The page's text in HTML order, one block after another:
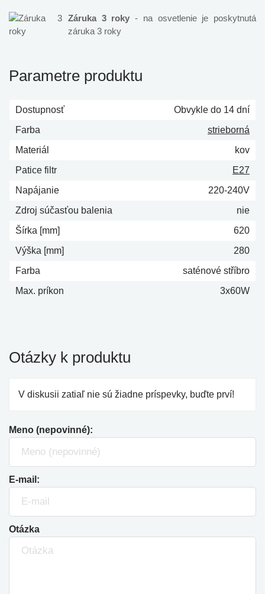
Záruka 3 roky - na osvetlenie je poskytnutá
záruka 3 roky
Parametre produktu
Dostupnosť
Obvykle do 14 dní
Farba
strieborná
Materiál
kov
Patice filtr
E27
Napájanie
220-240V
Zdroj súčasťou balenia
nie
Šírka [mm]
620
Výška [mm]
280
Farba
saténové stříbro
Max. príkon
3x60W
Otázky k produktu
V diskusii zatiaľ nie sú žiadne príspevky, buďte prví!
Meno (nepovinné):
E-mail:
Otázka